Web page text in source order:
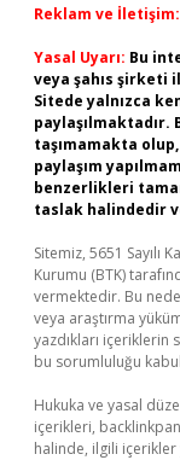
Reklam ve İletişim:
Yasal Uyarı: Bu
veya şahıs şirketi
Sitede yalnızca
taşımamakta
paylaşım
benzerlikleri
taslak halindedir
Sitemiz, 5651 Sayılı
Kurumu (BTK)
vermektedir. Bu
veya araştırma
yazdıkları
bu sorumluluğu
Hukuka ve yasal
içerikleri,
halinde, ilgili içerikler